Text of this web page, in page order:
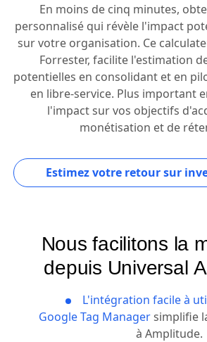
En moins de cinq minutes,
personnalisé qui révèle l'impact
sur votre organisation. Ce
Forrester, facilite l'estimation
potentielles en consolidant et en
en libre-service. Plus important
l'impact sur vos objectifs
monétisation et de
Estimez votre retour sur
Nous facilitons la
depuis Universal
L'intégration facile à
Google Tag Managersimplifie
à Amplitude.